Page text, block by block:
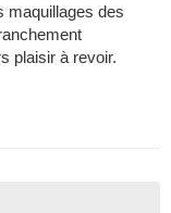
maquillages des
plaisir à revoir.